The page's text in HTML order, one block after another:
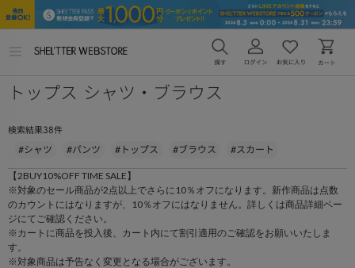
ー
く
トップス シャツ・ブラウス
検索結果38件
#シャツ #パンツ #トップス #ブラウス #スカート
【2BUY10%OFF TIME SALE】
※対象のセール商品が2点以上でさらに10％オフになります。新作商品は点数
のカウントにはなりますが、10％オフにはなりません。詳しくは商品詳細ペー
ジにてご確認ください。
※カートに商品を投入後、カート内にて割引適用のご確認をお願いいたしま
す。
※対象商品は予告なく変更となる場合がございます。